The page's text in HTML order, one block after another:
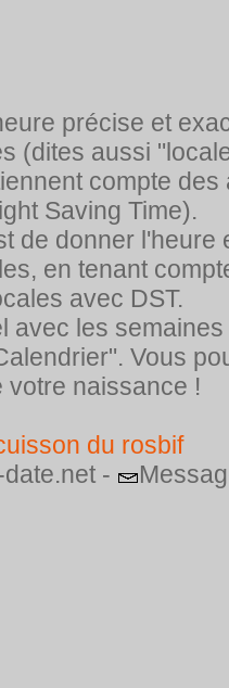
précise et
(dites aussi
compte
Saving Time).
de donner
en tenant
avec DST.
avec les
Vous
votre naissance !
du rosbif
-